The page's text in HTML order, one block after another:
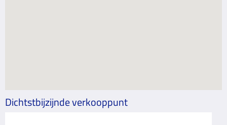
Dichtstbijzijnde verkooppunt